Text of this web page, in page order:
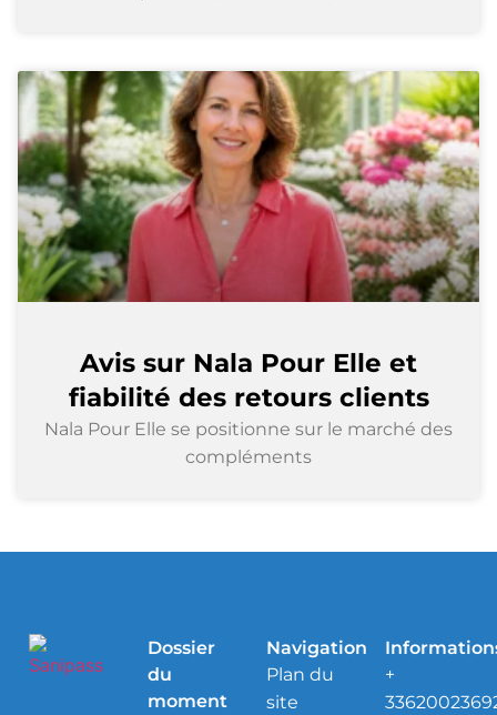
Avis sur Nala Pour Elle et
fiabilité des retours clients
Nala Pour Elle se positionne sur le marché des
compléments
Dossier
du
moment
Navigation
Plan du
site
+